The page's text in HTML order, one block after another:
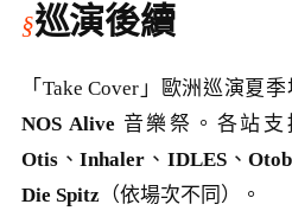
巡演後續
「Take Cover」歐洲巡演夏
NOS Alive 音樂祭。各站
Otis 、Inhaler 、 IDLES、
Die Spitz （依場次不同）。